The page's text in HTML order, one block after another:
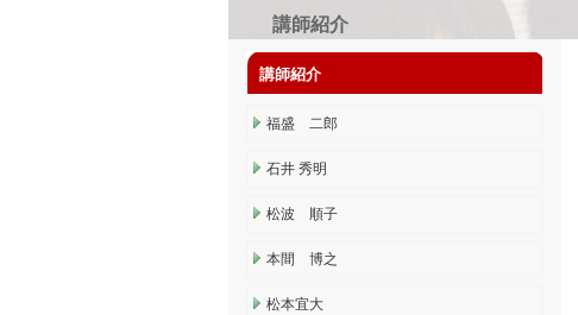
講師紹介
講師紹介
福盛 二郎
石井 秀明
松波 順子
本間 博之
松本宜大